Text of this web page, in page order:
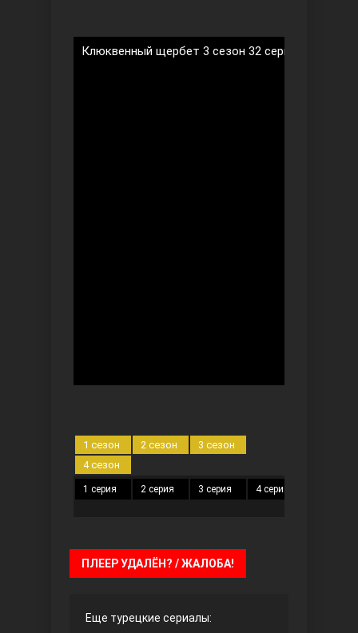
Клюквенный щербет 3 сезон 32 серия на
1 сезон 2 сезон
3 сезон
4 сезон
1 серия 2 серия 3 серия 4 серия
ПЛЕЕР УДАЛЁН? / ЖАЛОБА!
Еще турецкие сериалы: